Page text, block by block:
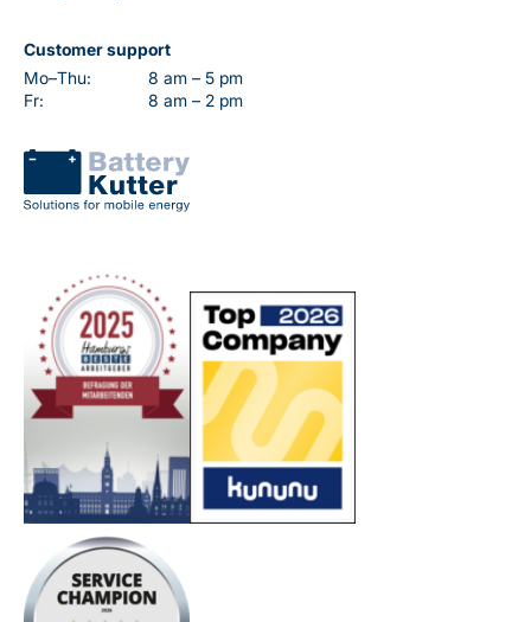
Customer support
Mo–Thu:
8 am – 5 pm
Fr:
8 am – 2 pm